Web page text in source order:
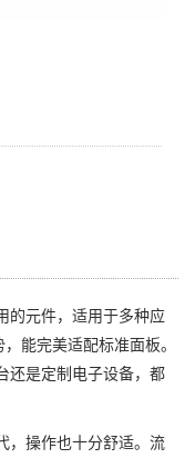
的元件，适用于多种应
能完美适配标准面板。
还是定制电子设备，都
，操作也十分舒适。流